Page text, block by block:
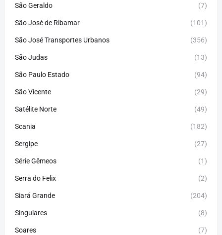
São Geraldo (7)
São José de Ribamar (101)
São José Transportes Urbanos (356)
São Judas (13)
São Paulo Estado (94)
São Vicente (29)
Satélite Norte (49)
Scania (182)
Sergipe (27)
Série Gêmeos (1)
Serra do Felix (2)
Siará Grande (204)
Singulares (8)
Soares (7)